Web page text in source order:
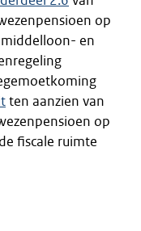
op
en
ten aanzien van
op
fiscale ruimte